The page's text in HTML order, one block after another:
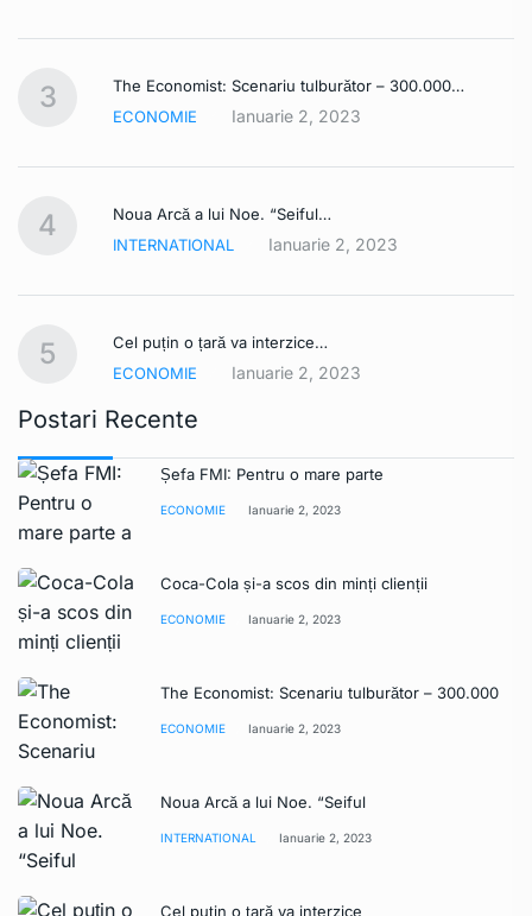
3
The Economist: Scenariu tulburător – 300.000…
ECONOMIE
Ianuarie 2, 2023
4
Noua Arcă a lui Noe. “Seiful…
INTERNATIONAL
Ianuarie 2, 2023
5
Cel puțin o țară va interzice…
ECONOMIE
Ianuarie 2, 2023
Postari Recente
Șefa FMI: Pentru o mare parte
ECONOMIE Ianuarie 2, 2023
Coca-Cola și-a scos din minți clienții
ECONOMIE Ianuarie 2, 2023
The Economist: Scenariu tulburător – 300.000
ECONOMIE Ianuarie 2, 2023
Noua Arcă a lui Noe. “Seiful
INTERNATIONAL Ianuarie 2, 2023
Cel puțin o țară va interzice